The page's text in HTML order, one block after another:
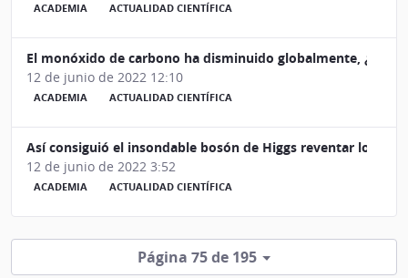
ACADEMIA ACTUALIDAD CIENTÍFICA
El monóxido de carbono ha disminuido globalmente, ¿qué
12 de junio de 2022 12:10
ACADEMIA ACTUALIDAD CIENTÍFICA
Así consiguió el insondable bosón de Higgs reventar los
12 de junio de 2022 3:52
ACADEMIA ACTUALIDAD CIENTÍFICA
Página 75 de 195